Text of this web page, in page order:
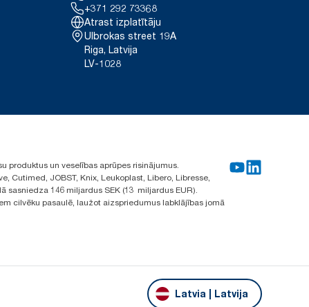
+371 292 73368
Atrast izplatītāju
Ulbrokas street 19A
Riga, Latvija
LV-1028
produktus un veselības aprūpes risinājumus.
Cutimed, JOBST, Knix, Leukoplast, Libero, Libresse,
sasniedza 146 miljardus SEK (13 miljardus EUR).
cilvēku pasaulē, laužot aizspriedumus labklājības jomā
Latvia | Latvija